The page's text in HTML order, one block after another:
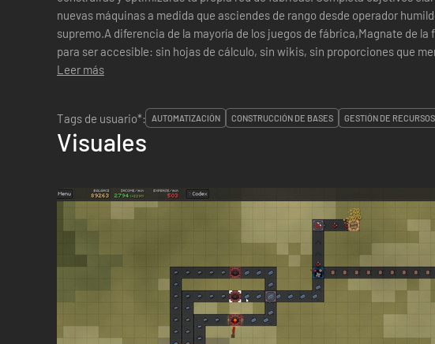
nuevas máquinas a medida que asciendes de rango desde operador
supremo.A diferencia de la mayoría de los juegos de fábrica,Magnate de
para ser accesible: sin hojas de cálculo, sin wikis, sin proporciones que
Simplemente líneas de producción sat...
Leer más
Tags de usuario*:
AUTOMATIZACIÓN CONSTRUCCIÓN DE BASES GESTIÓN DE RECURSOS
Visuales